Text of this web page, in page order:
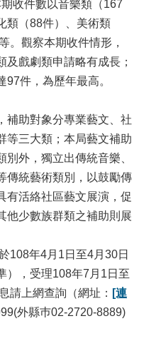
收件數以音樂類（167
類（88件）、美術類
。觀察本期收件情形，
戲劇類申請略有成長；
件，為歷年最高。
補助對象分專業藝文、社
等三大類；本局藝文補助
外，獨立出傳統音樂、
傳統藝術類別，以鼓勵傳
有活絡社區藝文展演，促
他少數族群類之補助則展
108年4月1日至4月30日
），受理108年7月1日至
請上網查詢（網址： [連
外縣巿02-2720-8889)